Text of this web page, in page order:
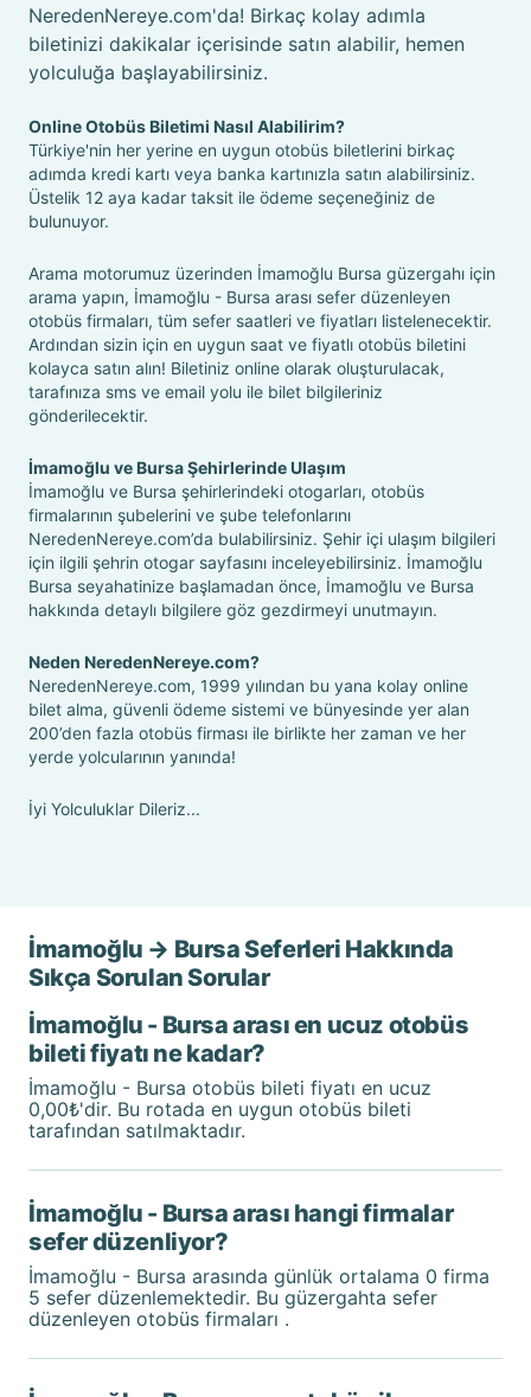
NeredenNereye.com'da! Birkaç kolay adımla
biletinizi dakikalar içerisinde satın alabilir, hemen
yolculuğa başlayabilirsiniz.
Online Otobüs Biletimi Nasıl Alabilirim?
Türkiye'nin her yerine en uygun otobüs biletlerini birkaç
adımda kredi kartı veya banka kartınızla satın alabilirsiniz.
Üstelik 12 aya kadar taksit ile ödeme seçeneğiniz de
bulunuyor.
Arama motorumuz üzerinden İmamoğlu Bursa güzergahı için
arama yapın, İmamoğlu - Bursa arası sefer düzenleyen
otobüs firmaları, tüm sefer saatleri ve fiyatları listelenecektir.
Ardından sizin için en uygun saat ve fiyatlı otobüs biletini
kolayca satın alın! Biletiniz online olarak oluşturulacak,
tarafınıza sms ve email yolu ile bilet bilgileriniz
gönderilecektir.
İmamoğlu ve Bursa Şehirlerinde Ulaşım
İmamoğlu ve Bursa şehirlerindeki otogarları, otobüs
firmalarının şubelerini ve şube telefonlarını
NeredenNereye.com’da bulabilirsiniz. Şehir içi ulaşım bilgileri
için ilgili şehrin otogar sayfasını inceleyebilirsiniz. İmamoğlu
Bursa seyahatinize başlamadan önce, İmamoğlu ve Bursa
hakkında detaylı bilgilere göz gezdirmeyi unutmayın.
Neden NeredenNereye.com?
NeredenNereye.com, 1999 yılından bu yana kolay online
bilet alma, güvenli ödeme sistemi ve bünyesinde yer alan
200’den fazla otobüs firması ile birlikte her zaman ve her
yerde yolcularının yanında!
İyi Yolculuklar Dileriz...
İmamoğlu → Bursa Seferleri Hakkında
Sıkça Sorulan Sorular
İmamoğlu - Bursa arası en ucuz otobüs
bileti fiyatı ne kadar?
İmamoğlu - Bursa otobüs bileti fiyatı en ucuz
0,00₺'dir. Bu rotada en uygun otobüs bileti
tarafından satılmaktadır.
İmamoğlu - Bursa arası hangi firmalar
sefer düzenliyor?
İmamoğlu - Bursa arasında günlük ortalama 0 firma
5 sefer düzenlemektedir. Bu güzergahta sefer
düzenleyen otobüs firmaları .